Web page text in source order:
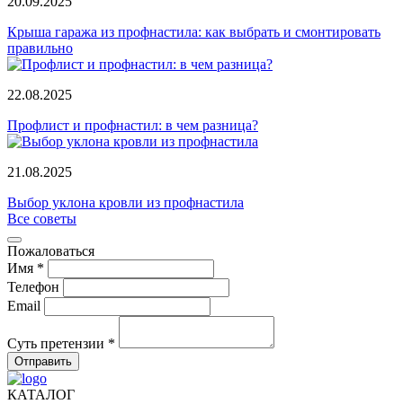
Крыша гаража из профнастила: как выбрать и смонтировать
правильно
22.08.2025
Профлист и профнастил: в чем разница?
21.08.2025
Выбор уклона кровли из профнастила
Все советы
Пожаловаться
Имя *
Телефон
Email
Суть претензии *
Отправить
КАТАЛОГ